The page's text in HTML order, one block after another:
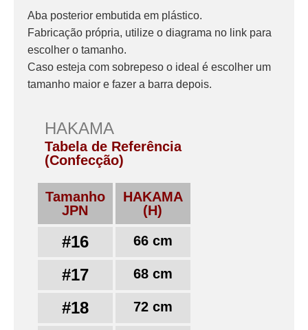
Aba posterior embutida em plástico.
Fabricação própria, utilize o diagrama no link para
escolher o tamanho.
Caso esteja com sobrepeso o ideal é escolher um
tamanho maior e fazer a barra depois.
HAKAMA
Tabela de Referência
(Confecção)
Tamanho
JPN
HAKAMA
(H)
#16 66 cm
#17 68 cm
#18 72 cm